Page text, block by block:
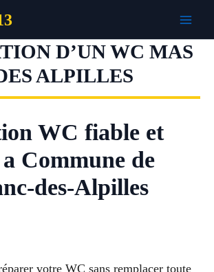
D’UN WC MAS
ALPILLES
WC fiable et
Commune de
des-Alpilles
votre WC sans remplacer toute